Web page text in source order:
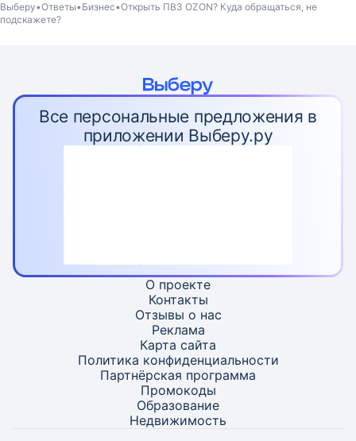
Выберу Ответы Бизнес Открыть ПВЗ OZON? Куда обращаться, не
подскажете?
Все персональные предложения в
приложении Выберу.ру
О проекте
Контакты
Отзывы о нас
Реклама
Карта сайта
Политика конфиденциальности
Партнёрская программа
Промокоды
Образование
Недвижимость